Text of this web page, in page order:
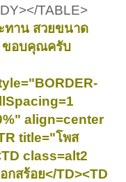
TABLE>
ทาน สวยขนาด
ขอบคุณครับ
align=center
title="โพส
class=alt2
สร้อย</TD><TD